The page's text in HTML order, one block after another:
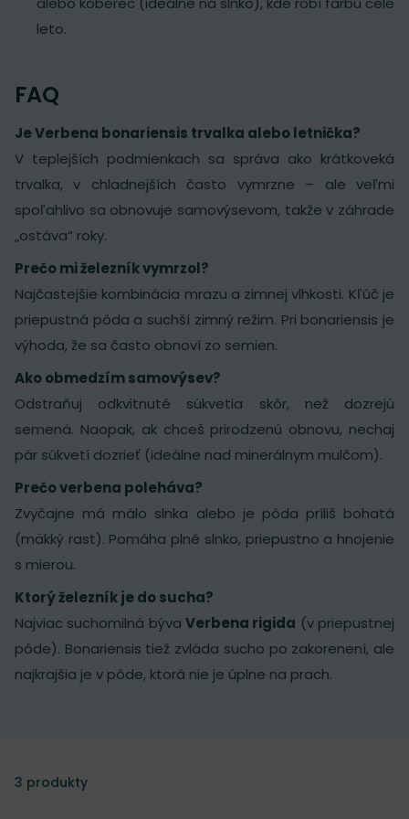
leto.
FAQ
Je Verbena bonariensis trvalka alebo letnička?
V teplejších podmienkach sa správa ako krátkoveká
trvalka, v chladnejších často vymrzne – ale veľmi
spoľahlivo sa obnovuje samovýsevom, takže v záhrade
„ostáva“ roky.
Prečo mi železník vymrzol?
Najčastejšie kombinácia mrazu a zimnej vlhkosti. Kľúč je
priepustná pôda a suchší zimný režim. Pri bonariensis je
výhoda, že sa často obnoví zo semien.
Ako obmedzím samovýsev?
Odstraňuj odkvitnuté súkvetia skôr, než dozrejú
semená. Naopak, ak chceš prirodzenú obnovu, nechaj
pár súkvetí dozrieť (ideálne nad minerálnym mulčom).
Prečo verbena poleháva?
Zvyčajne má málo slnka alebo je pôda príliš bohatá
(mäkký rast). Pomáha plné slnko, priepustno a hnojenie
s mierou.
Ktorý železník je do sucha?
Najviac suchomilná býva Verbena rigida (v priepustnej
pôde). Bonariensis tiež zvláda sucho po zakorenení, ale
najkrajšia je v pôde, ktorá nie je úplne na prach.
3 produkty